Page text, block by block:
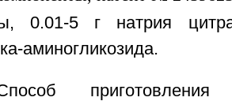
0.01-5 г натрия
аминогликозида.
приготовления